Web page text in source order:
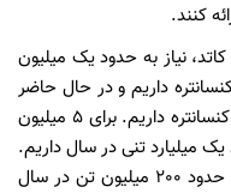
کنند.
نیاز به حدود یک میلیون
به 5 میلیون تن کنسانتره داریم و در حال حاضر
نزدیک یک میلیون و سیصد هزار تن تولید کنسانتره داریم. برای 5 میلیون
میلیارد تنی در سال داریم.
الان عملیات خاکی شرکت ملی مس ایران حدود 200 میلیون تن در سال